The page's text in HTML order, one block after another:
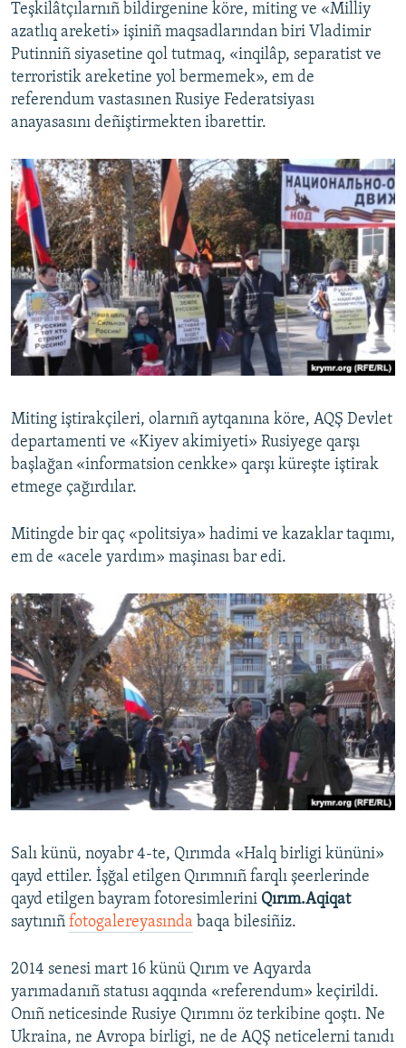
Teşkilâtçılarnıñ bildirgenine köre, miting ve «Milliy
azatlıq areketi» işiniñ maqsadlarından biri Vladimir
Putinniñ siyasetine qol tutmaq, «inqilâp, separatist ve
terroristik areketine yol bermemek», em de
referendum vastasınen Rusiye Federatsiyası
anayasasını deñiştirmekten ibarettir.
Miting iştirakçileri, olarnıñ aytqanına köre, AQŞ Devlet
departamenti ve «Kiyev akimiyeti» Rusiyege qarşı
başlağan «informatsion cenkke» qarşı küreşte iştirak
etmege çağırdılar.
Mitingde bir qaç «politsiya» hadimi ve kazaklar taqımı,
em de «acele yardım» maşinası bar edi.
Salı künü, noyabr 4-te, Qırımda «Halq birligi kününi»
qayd ettiler. İşğal etilgen Qırımnıñ farqlı şeerlerinde
qayd etilgen bayram fotoresimlerini Qırım.Aqiqat
saytınıñ fotogalereyasında baqa bilesiñiz.
2014 senesi mart 16 künü Qırım ve Aqyarda
yarımadanıñ statusı aqqında «referendum» keçirildi.
Onıñ neticesinde Rusiye Qırımnı öz terkibine qoştı. Ne
Ukraina, ne Avropa birligi, ne de AQŞ neticelerni tanıdı